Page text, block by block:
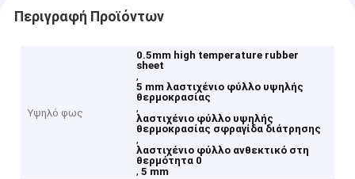
Περιγραφή Προϊόντων
Υψηλό φως
0.5mm high temperature rubber
sheet
,
5 mm λαστιχένιο φύλλο υψηλής
θερμοκρασίας
,
λαστιχένιο φύλλο υψηλής
θερμοκρασίας σφραγίδα διάτρησης
,
λαστιχένιο φύλλο ανθεκτικό στη
θερμότητα 0
,5 mm